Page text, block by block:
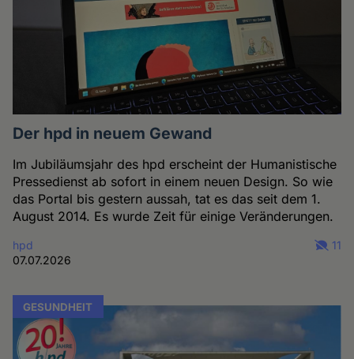
Der hpd in neuem Gewand
Im Jubiläumsjahr des hpd erscheint der Humanistische
Pressedienst ab sofort in einem neuen Design. So wie
das Portal bis gestern aussah, tat es das seit dem 1.
August 2014. Es wurde Zeit für einige Veränderungen.
hpd
07.07.2026
11
GESUNDHEIT